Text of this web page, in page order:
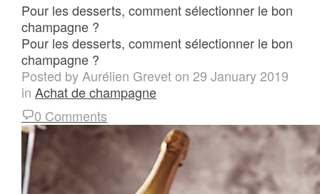
Pour les desserts, comment sélectionner le bon
champagne ?
Pour les desserts, comment sélectionner le bon
champagne ?
Posted by Aurélien Greveton 29 January 2019
in Achat de champagne
0 Comments